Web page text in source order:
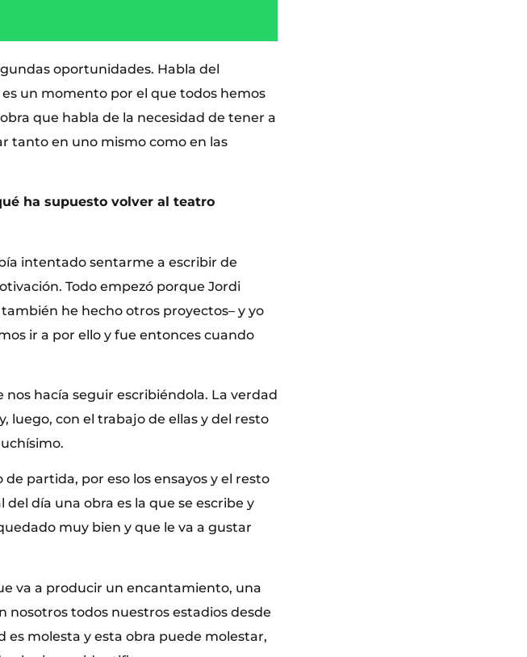
oportunidades. Habla del
un momento por el que todos hemos
que habla de la necesidad de tener a
tanto en uno mismo como en las
ha supuesto volver al teatro
intentado sentarme a escribir de
Todo empezó porque Jordi
he hecho otros proyectos– y yo
ir a por ello y fue entonces cuando
hacía seguir escribiéndola. La verdad
luego, con el trabajo de ellas y del resto
partida, por eso los ensayos y el resto
día una obra es la que se escribe y
muy bien y que le va a gustar
va a producir un encantamiento, una
nosotros todos nuestros estadios desde
es molesta y esta obra puede molestar,